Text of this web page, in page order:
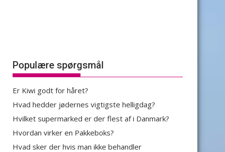
Populære spørgsmål
Er Kiwi godt for håret?
Hvad hedder jødernes vigtigste helligdag?
Hvilket supermarked er der flest af i Danmark?
Hvordan virker en Pakkeboks?
Hvad sker der hvis man ikke behandler